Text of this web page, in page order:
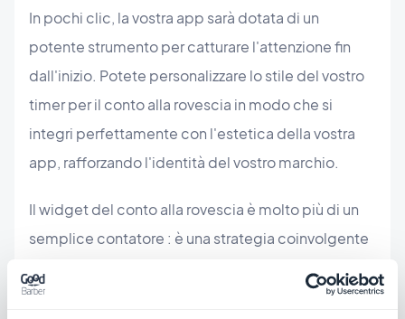
In pochi clic, la vostra app sarà dotata di un
potente strumento per catturare l'attenzione fin
dall'inizio. Potete personalizzare lo stile del vostro
timer per il conto alla rovescia in modo che si
integri perfettamente con l'estetica della vostra
app, rafforzando l'identità del vostro marchio.
Il widget del conto alla rovescia è molto più di un
semplice contatore : è una strategia coinvolgente
vostro marchio non appena aprono l'applicazione.